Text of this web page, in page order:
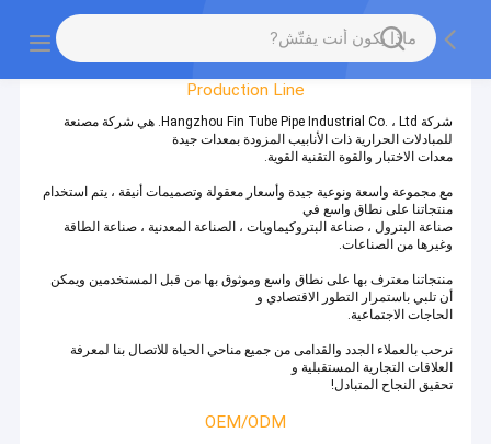
Factory Tour
Production Line
شركة Hangzhou Fin Tube Pipe Industrial Co. ، Ltd. هي شركة مصنعة
للمبادلات الحرارية ذات الأنابيب المزودة بمعدات جيدة
معدات الاختبار والقوة التقنية القوية.
مع مجموعة واسعة ونوعية جيدة وأسعار معقولة وتصميمات أنيقة ، يتم استخدام
منتجاتنا على نطاق واسع في
صناعة البترول ، صناعة البتروكيماويات ، الصناعة المعدنية ، صناعة الطاقة
وغيرها من الصناعات.
منتجاتنا معترف بها على نطاق واسع وموثوق بها من قبل المستخدمين ويمكن
أن تلبي باستمرار التطور الاقتصادي و
الحاجات الاجتماعية.
نرحب بالعملاء الجدد والقدامى من جميع مناحي الحياة للاتصال بنا لمعرفة
العلاقات التجارية المستقبلية و
تحقيق النجاح المتبادل!
OEM/ODM